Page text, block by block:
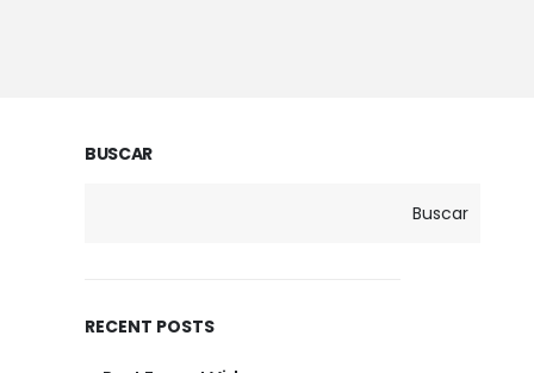
BUSCAR
Buscar
RECENT POSTS